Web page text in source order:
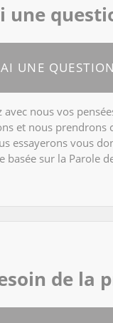
une
UNE QUESTION
avec nous vos
et nous prendrons
essayerons vous
basée sur la Parole
de la